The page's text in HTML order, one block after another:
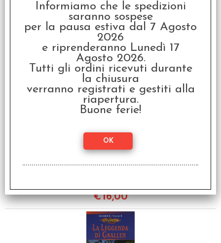
Dragonlance - Il
Discepolo dell'Oscurità
Vol.2 - Ambra e Ferro
€16,00
Dragonlance - Il
€16,00
Informiamo che le spedizioni
saranno sospese
per la pausa estiva dal 7 Agosto
2026
e riprenderanno Lunedì 17
Agosto 2026.
Tutti gli ordini ricevuti durante
la chiusura
verranno registrati e gestiti alla
riapertura.
Buone ferie!